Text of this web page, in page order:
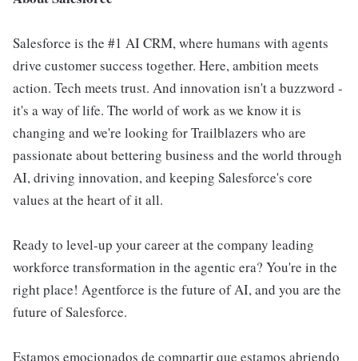
Salesforce is the #1 AI CRM, where humans with agents
drive customer success together. Here, ambition meets
action. Tech meets trust. And innovation isn't a buzzword -
it's a way of life. The world of work as we know it is
changing and we're looking for Trailblazers who are
passionate about bettering business and the world through
AI, driving innovation, and keeping Salesforce's core
values at the heart of it all.
Ready to level-up your career at the company leading
workforce transformation in the agentic era? You're in the
right place! Agentforce is the future of AI, and you are the
future of Salesforce.
Estamos emocionados de compartir que estamos abriendo